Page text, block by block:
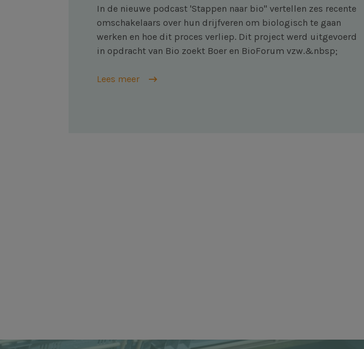
In de nieuwe podcast 'Stappen naar bio" vertellen zes recente
omschakelaars over hun drijfveren om biologisch te gaan
werken en hoe dit proces verliep. Dit project werd uitgevoerd
in opdracht van Bio zoekt Boer en BioForum vzw.&nbsp;
Lees meer